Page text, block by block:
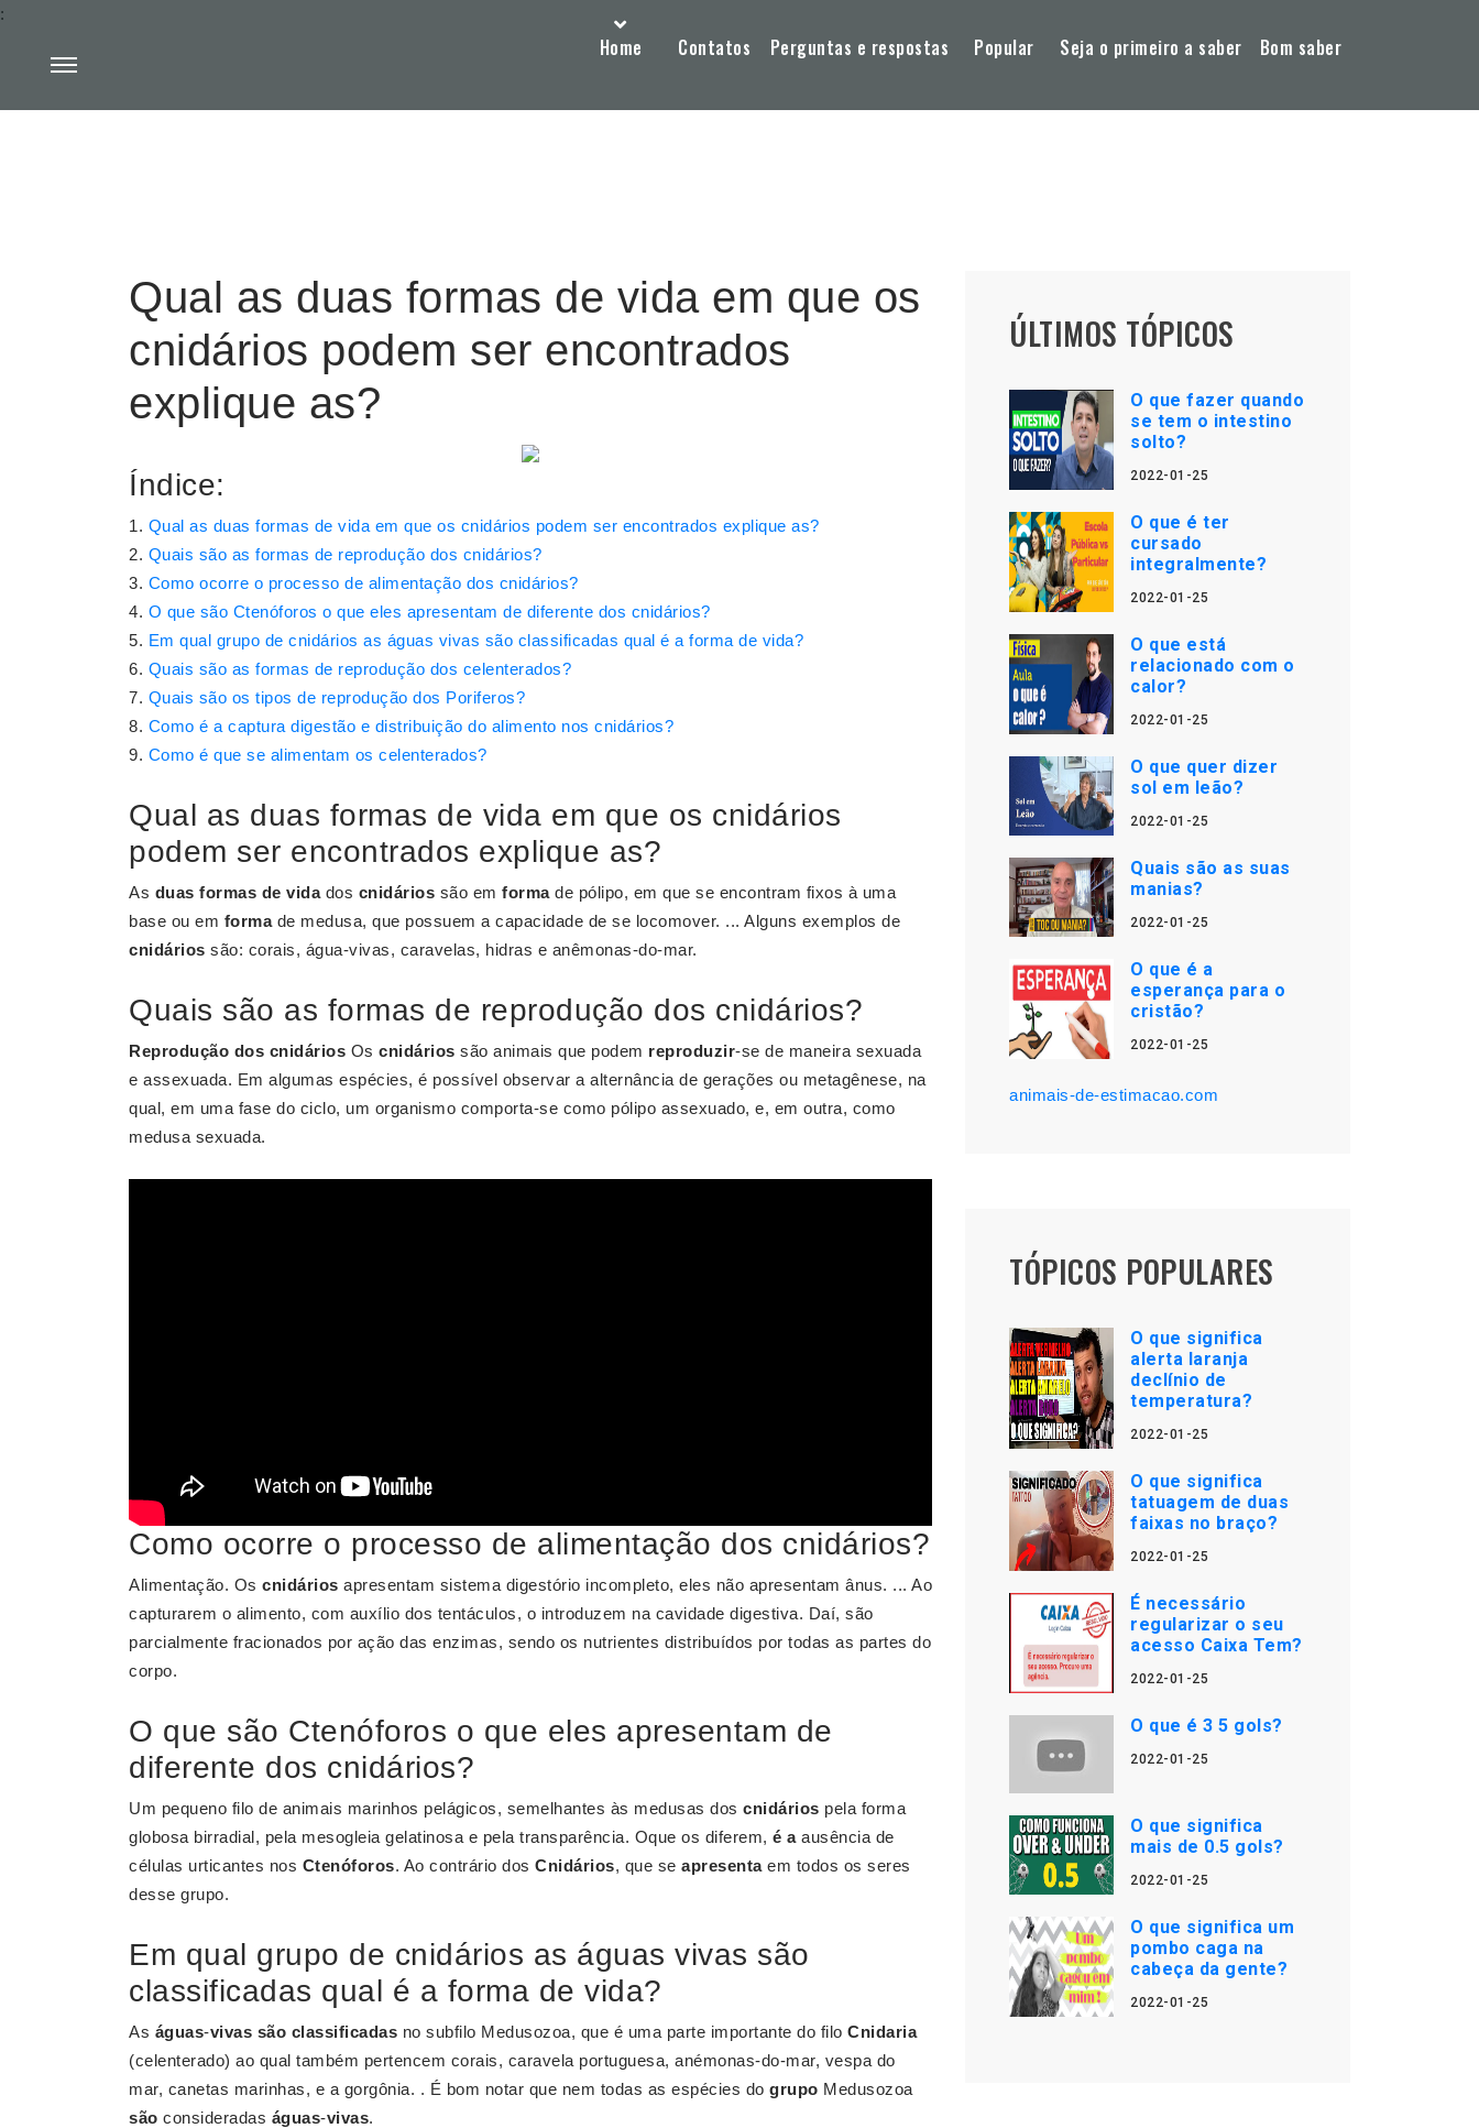
Home Contatos Perguntas e respostas Popular Seja o primeiro a saber Bom saber
:
Qual as duas formas de vida em que os
cnidários podem ser encontrados
explique as?
Índice:
Qual as duas formas de vida em que os cnidários podem ser encontrados explique as?
Quais são as formas de reprodução dos cnidários?
Como ocorre o processo de alimentação dos cnidários?
O que são Ctenóforos o que eles apresentam de diferente dos cnidários?
Em qual grupo de cnidários as águas vivas são classificadas qual é a forma de vida?
Quais são as formas de reprodução dos celenterados?
Quais são os tipos de reprodução dos Poriferos?
Como é a captura digestão e distribuição do alimento nos cnidários?
Como é que se alimentam os celenterados?
Qual as duas formas de vida em que os cnidários
podem ser encontrados explique as?
As duas formas de vidados cnidários são em formade pólipo, em que se encontram fixos à uma
base ou em formade medusa, que possuem a capacidade de se locomover. ... Alguns exemplos de
cnidários são: corais, água-vivas, caravelas, hidras e anêmonas-do-mar.
Quais são as formas de reprodução dos cnidários?
Reprodução dos cnidários Os cnidários são animais que podem reproduzir-se de maneira sexuada
e assexuada. Em algumas espécies, é possível observar a alternância de gerações ou metagênese, na
qual, em uma fase do ciclo, um organismo comporta-se como pólipo assexuado, e, em outra, como
medusa sexuada.
Como ocorre o processo de alimentação dos cnidários?
Alimentação. Os cnidários apresentam sistema digestório incompleto, eles não apresentam ânus. ... Ao
capturarem o alimento, com auxílio dos tentáculos, o introduzem na cavidade digestiva. Daí, são
parcialmente fracionados por ação das enzimas, sendo os nutrientes distribuídos por todas as partes do
corpo.
O que são Ctenóforos o que eles apresentam de
diferente dos cnidários?
Um pequeno filo de animais marinhos pelágicos, semelhantes às medusas dos cnidários pela forma
globosa birradial, pela mesogleia gelatinosa e pela transparência. Oque os diferem, é aausência de
células urticantes nos Ctenóforos. Ao contrário dos Cnidários, que se apresentaem todos os seres
desse grupo.
Em qual grupo de cnidários as águas vivas são
classificadas qual é a forma de vida?
As águas-vivas são classificadas no subfilo Medusozoa, que é uma parte importante do filo Cnidaria
(celenterado) ao qual também pertencem corais, caravela portuguesa, anémonas-do-mar, vespa do
mar, canetas marinhas, e a gorgônia. . É bom notar que nem todas as espécies do grupo Medusozoa
são consideradas águas-vivas.
ÚLTIMOS TÓPICOS
O que fazer quando
se tem o intestino
solto?
2022-01-25
O que é ter
cursado
integralmente?
2022-01-25
O que está
relacionado com o
calor?
2022-01-25
O que quer dizer
sol em leão?
2022-01-25
Quais são as suas
manias?
2022-01-25
O que é a
esperança para o
cristão?
2022-01-25
animais-de-estimacao.com
TÓPICOS POPULARES
O que significa
alerta laranja
declínio de
temperatura?
2022-01-25
O que significa
tatuagem de duas
faixas no braço?
2022-01-25
É necessário
regularizar o seu
acesso Caixa Tem?
2022-01-25
O que é 3 5 gols?
2022-01-25
O que significa
mais de 0.5 gols?
2022-01-25
O que significa um
pombo caga na
cabeça da gente?
2022-01-25